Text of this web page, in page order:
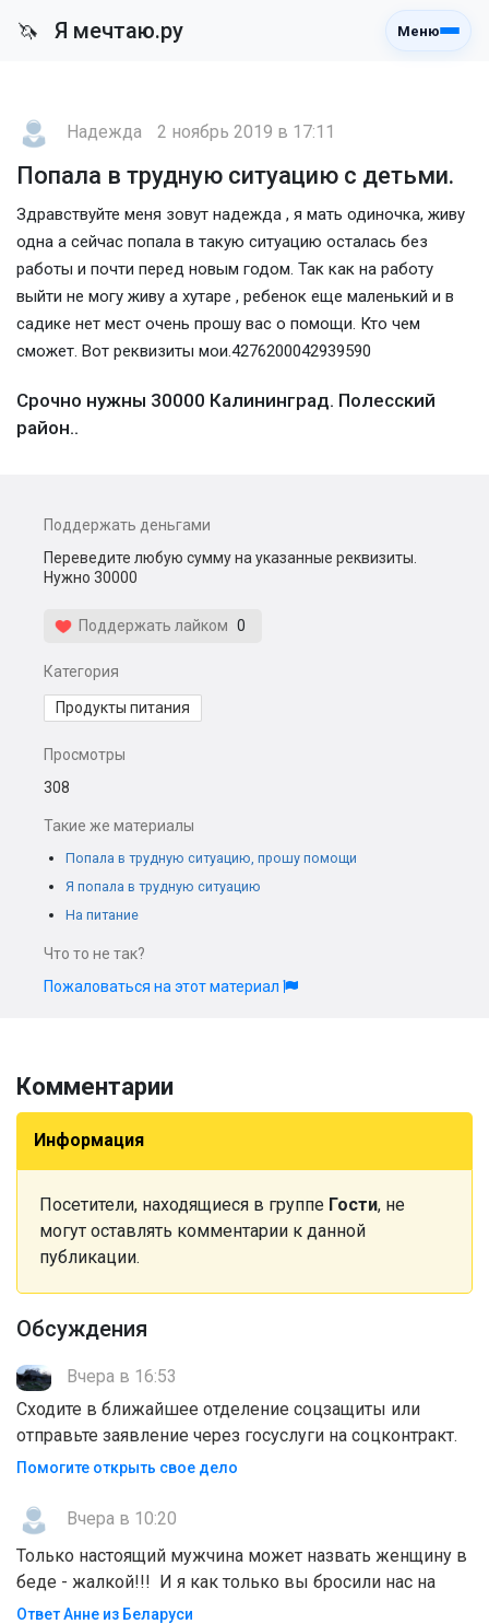
🦄 Я мечтаю.ру Меню
Надежда 2 ноябрь 2019 в 17:11
Попала в трудную ситуацию с детьми.
Здравствуйте меня зовут надежда , я мать одиночка, живу
одна а сейчас попала в такую ситуацию осталась без
работы и почти перед новым годом. Так как на работу
выйти не могу живу а хутаре , ребенок еще маленький и в
садике нет мест очень прошу вас о помощи. Кто чем
сможет. Вот реквизиты мои.4276200042939590
Срочно нужны 30000 Калининград. Полесский
район..
Поддержать деньгами
Переведите любую сумму на указанные реквизиты.
Нужно 30000
Поддержать лайком 0
Категория
Продукты питания
Просмотры
308
Такие же материалы
Попала в трудную ситуацию, прошу помощи
Я попала в трудную ситуацию
На питание
Что то не так?
Пожаловаться на этот материал
Комментарии
Информация
Посетители, находящиеся в группе Гости, не
могут оставлять комментарии к данной
публикации.
Обсуждения
Вчера в 16:53
Сходите в ближайшее отделение соцзащиты или
отправьте заявление через госуслуги на соцконтракт.
Помогите открыть свое дело
Вчера в 10:20
Только настоящий мужчина может назвать женщину в
беде - жалкой!!! И я как только вы бросили нас на
Ответ Анне из Беларуси